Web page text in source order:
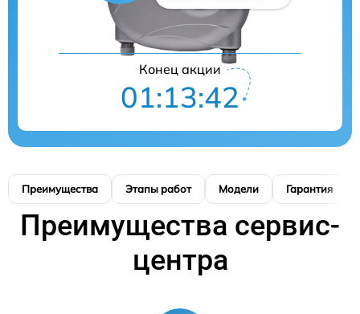
Конец акции
01:13:41
Преимущества Этапы работ Модели Гарантия
Преимущества сервис-
центра